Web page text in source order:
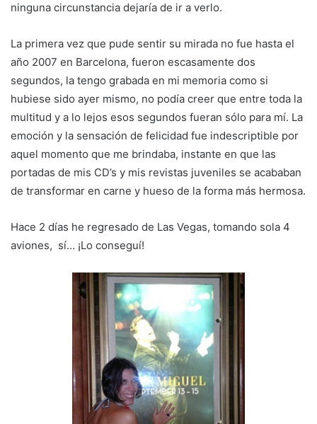
ninguna circunstancia dejaría de ir a verlo.
La primera vez que pude sentir su mirada no fue hasta el
año 2007 en Barcelona, fueron escasamente dos
segundos, la tengo grabada en mi memoria como si
hubiese sido ayer mismo, no podía creer que entre toda la
multitud y a lo lejos esos segundos fueran sólo para mí. La
emoción y la sensación de felicidad fue indescriptible por
aquel momento que me brindaba, instante en que las
portadas de mis CD’s y mis revistas juveniles se acababan
de transformar en carne y hueso de la forma más hermosa.
Hace 2 días he regresado de Las Vegas, tomando sola 4
aviones, sí… ¡Lo conseguí!